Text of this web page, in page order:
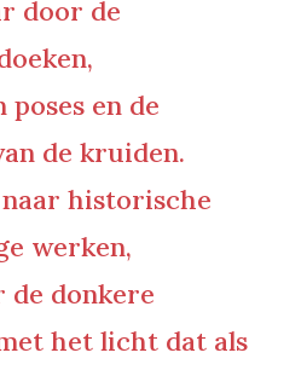
door de
en de
de kruiden.
historische
werken,
donkere
het licht dat als